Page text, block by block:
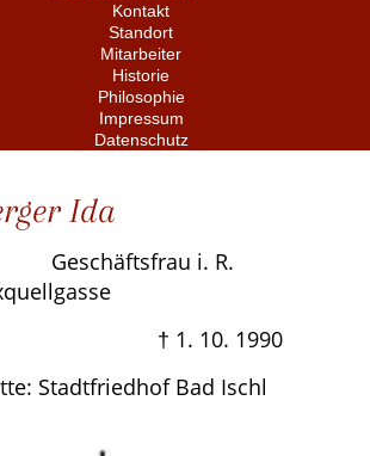
Kontakt
Standort
Mitarbeiter
Historie
Philosophie
Impressum
Datenschutz
Ida
Geschäftsfrau i. R.
† 1. 10. 1990
Stadtfriedhof Bad Ischl